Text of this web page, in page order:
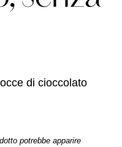
di cioccolato
potrebbe apparire